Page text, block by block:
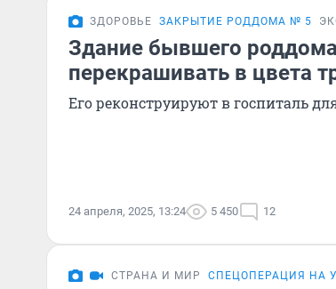
ЗДОРОВЬЕ ЗАКРЫТИЕ РОДДОМА № 5
Здание бывшего
перекрашивать в цвета
Его реконструируют в госпиталь
24 апреля, 2025, 13:24 5 450 12
СТРАНА И МИР СПЕЦОПЕРАЦИЯ НА